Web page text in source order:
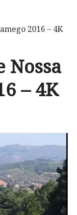
2016 – 4K
Nossa
– 4K